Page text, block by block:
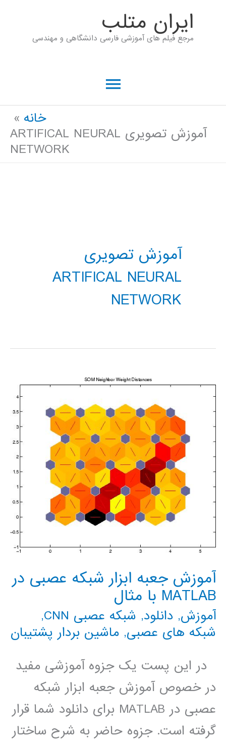
ايران متلب
مرجع فیلم های آموزشی فارسی دانشگاهی و مهندسی
فهرست
خانه
آموزش تصویری ARTIFICAL NEURAL
NETWORK
آموزش تصویری
ARTIFICAL NEURAL
NETWORK
آموزش جعبه ابزار شبکه عصبی در
MATLAB با مثال
آموزش, دانلود, شبکه عصبی CNN
,
شبکه های عصبی, ماشین بردار پشتیبان
در این پست یک جزوه آموزشی مفید
در خصوص آموزش جعبه ابزار شبکه
عصبی در MATLAB برای دانلود شما قرار
گرفته است. جزوه حاضر به شرح ساختار